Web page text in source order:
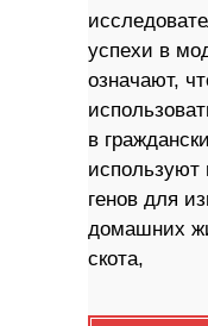
успехи в
означают,
в
используют
генов для
домашних
скота,